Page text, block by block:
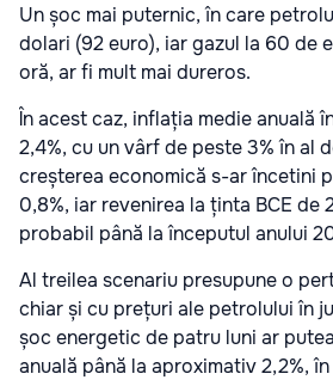
Un șoc mai puternic, în care
dolari (92 euro), iar gazul la 60 de
oră, ar fi mult mai dureros.
În acest caz, inflația medie anuală
2,4%, cu un vârf de peste 3% în al
creșterea economică s-ar încetini
0,8%, iar revenirea la ținta BCE de
probabil până la începutul anului
Al treilea scenariu presupune o
chiar și cu prețuri ale petrolului în
șoc energetic de patru luni ar
anuală până la aproximativ 2,2%,